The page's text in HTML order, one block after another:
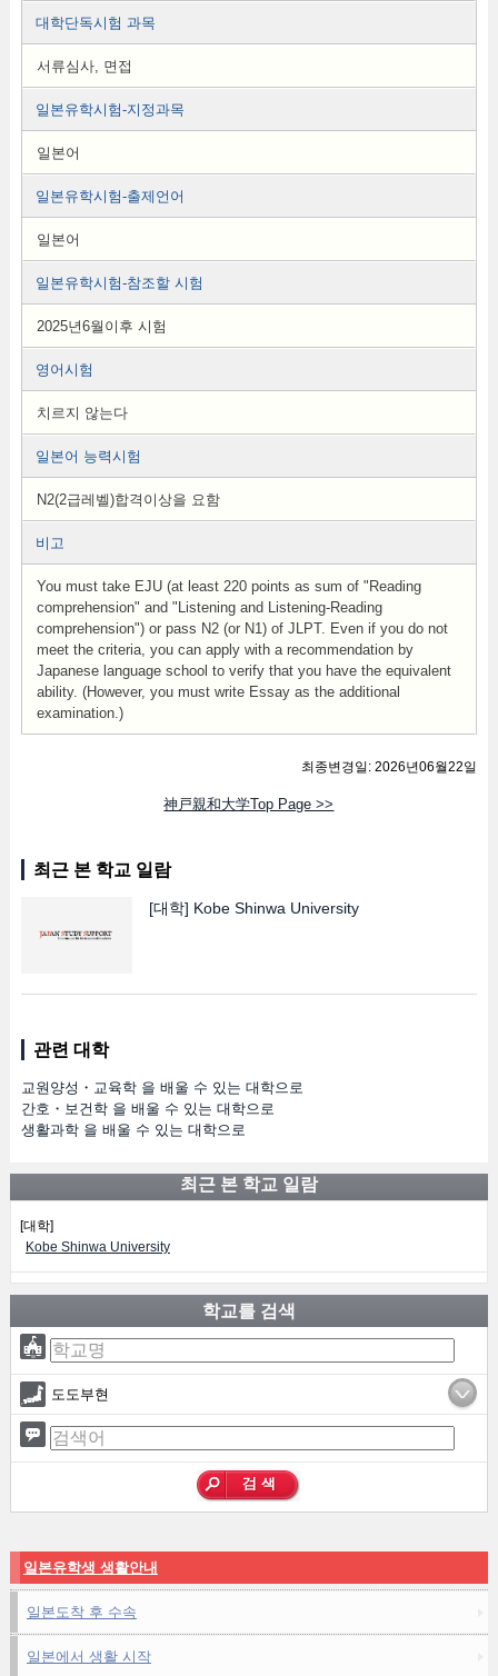
대학단독시험 과목
서류심사, 면접
일본유학시험-지정과목
일본어
일본유학시험-출제언어
일본어
일본유학시험-참조할 시험
2025년6월이후 시험
영어시험
치르지 않는다
일본어 능력시험
N2(2급레벨)합격이상을 요함
비고
You must take EJU (at least 220 points as sum of "Reading
comprehension" and "Listening and Listening-Reading
comprehension") or pass N2 (or N1) of JLPT. Even if you do not
meet the criteria, you can apply with a recommendation by
Japanese language school to verify that you have the equivalent
ability. (However, you must write Essay as the additional
examination.)
최종변경일: 2026년06월22일
神戸親和大学Top Page >>
최근 본 학교 일람
[대학] Kobe Shinwa University
관련 대학
교원양성・교육학 을 배울 수 있는 대학으로
간호・보건학 을 배울 수 있는 대학으로
생활과학 을 배울 수 있는 대학으로
최근 본 학교 일람
[대학]
Kobe Shinwa University
학교를 검색
도도부현
일본유학생 생활안내
일본도착 후 수속
일본에서 생활 시작